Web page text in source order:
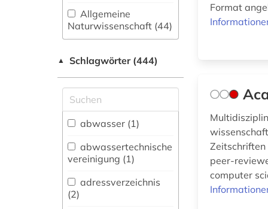
Allgemeine
Naturwissenschaft (44)
fachübergreifende
Allgemeine und
vergleichende Sprach-
und
Literaturwissenschaft.
Indogermanistik.
Außereuropäische
Sprachen und
Literaturen (9)
▲ Schlagwörter (444)
abwasser (1)
abwassertechnische
vereinigung (1)
adressverzeichnis
(2)
Format
peer-
computer